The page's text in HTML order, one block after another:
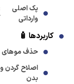
پک اصلی
وارداتی
کاربردها 🧴
حذف
اصلاح گردن و
بدن